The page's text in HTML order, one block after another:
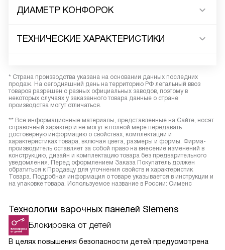
ДИАМЕТР КОНФОРОК
ТЕХНИЧЕСКИЕ ХАРАКТЕРИСТИКИ
* Страна производства указана на основании данных последних
продаж. На сегодняшний день на территорию РФ легальный ввоз
товаров разрешен с разных официальных заводов, поэтому в
некоторых случаях у заказанного товара данные о стране
производства могут отличаться.
** Все информационные материалы, представленные на Сайте, носят
справочный характер и не могут в полной мере передавать
достоверную информацию о свойствах, комплектации и
характеристиках товара, включая цвета, размеры и формы. Фирма-
производитель оставляет за собой право на внесение изменений в
конструкцию, дизайн и комплектацию товара без предварительного
уведомления. Перед оформлением Заказа Покупатель должен
обратиться к Продавцу для уточнения свойств и характеристик
Товара. Подробная информация о товаре указывается в инструкции и
на упаковке товара. Используемое название в России: Сименс
Технологии варочных панелей Siemens
Блокировка от детей
В целях повышения безопасности детей предусмотрена